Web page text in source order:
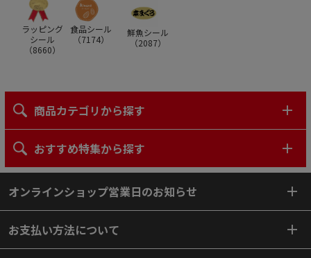
ラッピング
シール
（8660）
食品シール
（7174）
鮮魚シール
（2087）
商品カテゴリから探す
おすすめ特集から探す
オンラインショップ営業日のお知らせ
お支払い方法について